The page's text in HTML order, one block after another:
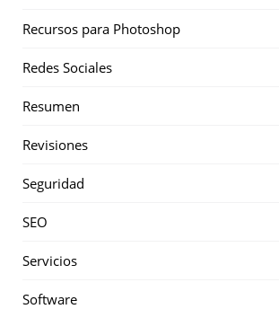
Recursos para Photoshop
Redes Sociales
Resumen
Revisiones
Seguridad
SEO
Servicios
Software